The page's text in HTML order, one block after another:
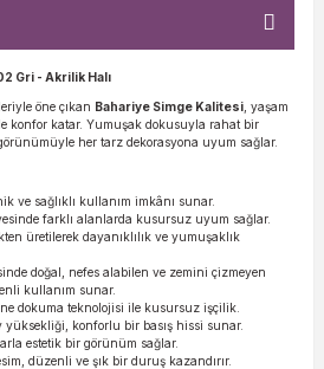
Gri - Akrilik Halı
öne çıkan Bahariye Simge Kalitesi , yaşam
konfor katar. Yumuşak dokusuyla rahat bir
her tarz dekorasyona uyum sağlar.
ve sağlıklı kullanım imkânı sunar.
farklı alanlarda kusursuz uyum sağlar.
üretilerek dayanıklılık ve yumuşaklık
doğal, nefes alabilen ve zemini çizmeyen
kullanım sunar.
dokuma teknolojisi ile kusursuz işçilik.
yüksekliği, konforlu bir basış hissi sunar.
estetik bir görünüm sağlar.
düzenli ve şık bir duruş kazandırır.